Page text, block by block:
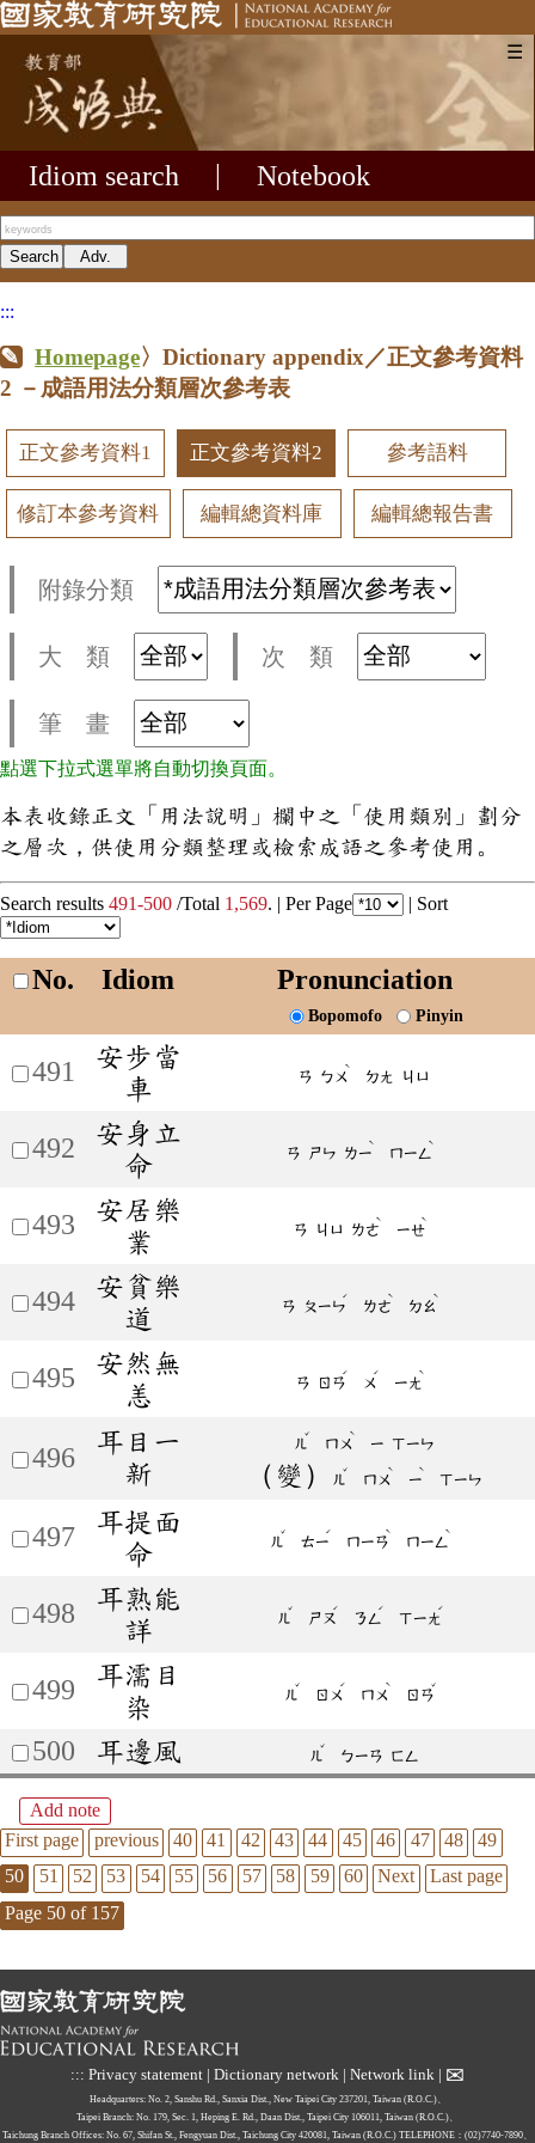
☰
Idiom search Notebook
:::
Homepage〉Dictionary appendix／正文參考資料
2 －成語用法分類層次參考表
正文參考資料1 正文參考資料2 參考語料
修訂本參考資料 編輯總資料庫 編輯總報告書
附錄分類
大 類 次 類
筆 畫
點選下拉式選單將自動切換頁面。
本表收錄正文「用法說明」欄中之「使用類別」劃分
之層次，供使用分類整理或檢索成語之參考使用。
Search results 491-500 /Total 1,569. | Per Page | Sort
No. Idiom Pronunciation
Bopomofo Pinyin
491
安步當
車
ㄢ ㄅㄨ
ˋ
ㄉㄤ ㄐㄩ
492
安身立
命
ㄢ ㄕㄣ ㄌㄧ
ˋ
ㄇㄧㄥ
ˋ
493
安居樂
業
ㄢ ㄐㄩ ㄌㄜ
ˋ
ㄧㄝ
ˋ
494
安貧樂
道
ㄢ ㄆㄧㄣ
ˊ
ㄌㄜ
ˋ
ㄉㄠ
ˋ
495
安然無
恙
ㄢ ㄖㄢ
ˊ
ㄨ
ˊ
ㄧㄤ
ˋ
496
耳目一
新
ㄦ
ˇ
ㄇㄨ
ˋ
ㄧ ㄒㄧㄣ
（變） ㄦ
ˇ
ㄇㄨ
ˋ
ㄧ
ˋ
ㄒㄧㄣ
497
耳提面
命
ㄦ
ˇ
ㄊㄧ
ˊ
ㄇㄧㄢ
ˋ
ㄇㄧㄥ
ˋ
498
耳熟能
詳
ㄦ
ˇ
ㄕㄡ
ˊ
ㄋㄥ
ˊ
ㄒㄧㄤ
ˊ
499
耳濡目
染
ㄦ
ˇ
ㄖㄨ
ˊ
ㄇㄨ
ˋ
ㄖㄢ
ˇ
500 耳邊風 ㄦ
ˇ
ㄅㄧㄢ ㄈㄥ
Add note
First page
previous 40 41 42 43 44 45 46 47 48
49
50
51 52 53 54 55 56 57 58 59 60 Next
Last page
Page 50 of 157
::: Privacy statement Dictionary network Network link ✉
Headquarters: No. 2, Sanshu Rd., Sanxia Dist., New Taipei City 237201, Taiwan (R.O.C.)、
Taipei Branch: No. 179, Sec. 1, Heping E. Rd., Daan Dist., Taipei City 106011, Taiwan (R.O.C.)、
Taichung Branch Offices: No. 67, Shifan St., Fengyuan Dist., Taichung City 420081, Taiwan (R.O.C.) TELEPHONE：(02)7740-7890、